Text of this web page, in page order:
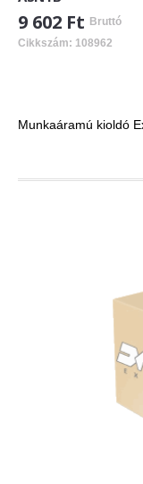
9 602 Ft Bruttó
Cikkszám: 108962
Munkaáramú kioldó